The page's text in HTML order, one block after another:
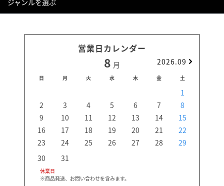
ジャンルを選ぶ
営業日カレンダー
8 月 2026.09
日 月 火 水 木 金 土
1
2
3 4 5 6 7
8
9
10 11 12 13 14
15
16
17 18 19 20 21
22
23
24 25 26 27 28
29
30
31
休業日
※商品発送、お問い合わせを含みます。